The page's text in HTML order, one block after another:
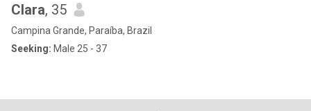
Clara, 35
Campina Grande, Paraíba, Brazil
Seeking: Male 25 - 37